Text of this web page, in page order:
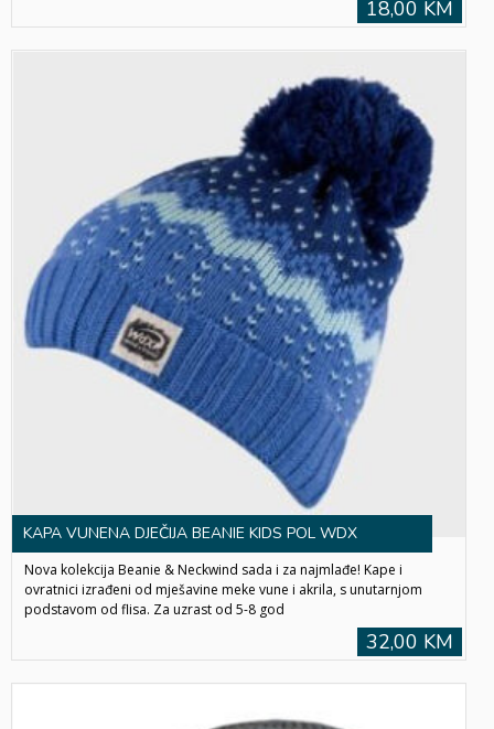
18,00 KM
KAPA VUNENA DJEČIJA BEANIE KIDS POL WDX
Nova kolekcija Beanie & Neckwind sada i za najmlađe! Kape i
ovratnici izrađeni od mješavine meke vune i akrila, s unutarnjom
podstavom od flisa. Za uzrast od 5-8 god
32,00 KM